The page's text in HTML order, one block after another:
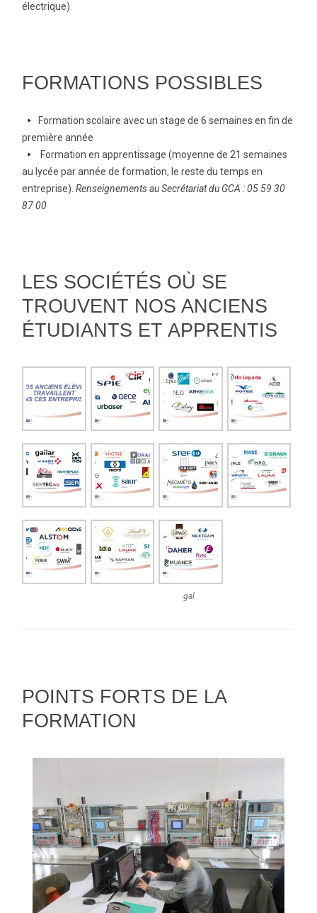
right
électrique)
FORMATIONS POSSIBLES
arrow-
right
Formation scolaire avec un stage de 6 semaines en fin de
première année
arrow-
right
Formation en apprentissage (moyenne de 21 semaines
au lycée par année de formation, le reste du temps en
entreprise). Renseignements au Secrétariat du GCA : 05 59 30
87 00
LES SOCIÉTÉS OÙ SE
TROUVENT NOS ANCIENS
ÉTUDIANTS ET APPRENTIS
gal
POINTS FORTS DE LA
FORMATION